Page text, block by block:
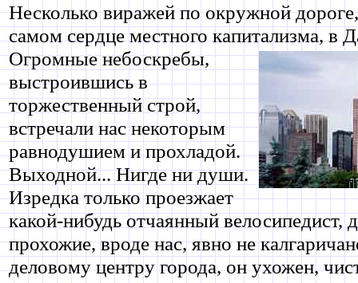
Несколько виражей по окружной
самом сердце местного капитализма, в
Огромные небоскребы,
выстроившись в
торжественный строй,
встречали нас некоторым
равнодушием и прохладой.
Выходной... Нигде ни души.
Изредка только проезжает
какой-нибудь отчаянный велосипедист,
прохожие, вроде нас, явно не
деловому центру города, он ухожен,